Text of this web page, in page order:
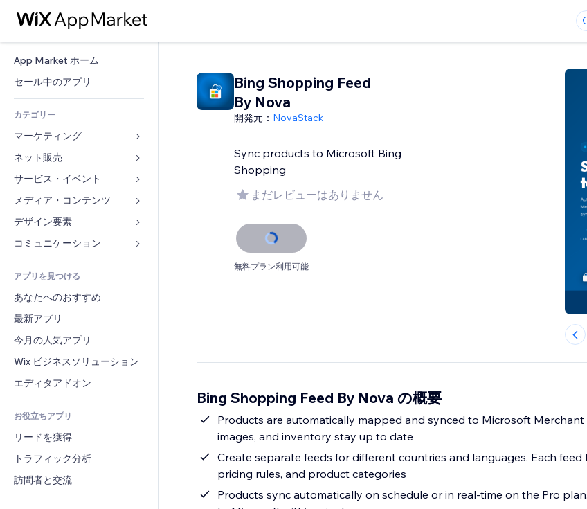
App Market ホーム
セール中のアプリ
カテゴリー
マーケティング
広告
モバイル
アクセス解析
リスティング広告
メール
コンバージョン
ネット販売
ストア用アプリ
発送・配達
販売ボタン
会計
クーポン・特典
倉庫管理ソリューション
ドロップシッピング
食品・飲料
サービス・イベント
ホテル
イベント
レストラン
不動産
ブッキング
メディア・コンテンツ
ギャラリー
音楽
ポッドキャスト
写真
動画
PDF
ファイル共有
ニュース
デザイン要素
マップ・ナビ
プライバシー・セキュリティ
時計
ページテンプレート
画像効果
ボタン・メニュー
バナー・バッジ
電卓
検索
天気
チャート・テーブル
フォーム
ブログ
投票
チャット
コメント
電話
コミュニティィ
レビュー・お客さまの声
CRM
アプリを見つける
あなたへのおすすめ
最新アプリ
今月の人気アプリ
Wix ビジネスソリューション
エディタアドオン
お役立ちアプリ
リードを獲得
トラフィック分析
訪問者と交流
Bing Shopping Feed
By Nova
開発元： NovaStack
Sync products to Microsoft Bing
Shopping
まだレビューはありません
無料プラン利用可能
Bing Shopping Feed By Nova の概要
Products are automatically mapped and synced to Microsoft Merchant
images, and inventory stay up to date
Create separate feeds for different countries and languages. Each feed
pricing rules, and product categories
Products sync automatically on schedule or in real-time on the Pro